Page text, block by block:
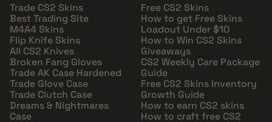
Trade CS2 Skins
Best Trading Site
M4A4 Skins
Flip Knife Skins
All CS2 Knives
Broken Fang Gloves
Trade AK Case Hardened
Trade Glove Case
Trade Clutch Case
Dreams & Nightmares
Case
Free CS2 Skins
How to get Free Skins
Loadout Under $10
How to Win CS2 Skins
Giveaways
CS2 Weekly Care Package
Guide
Free CS2 Skins Inventory
Growth Guide
How to earn CS2 skins
How to craft free CS2